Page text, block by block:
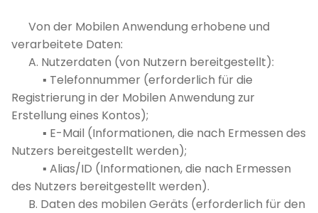
Von der Mobilen Anwendung erhobene und
verarbeitete Daten:
A. Nutzerdaten (von Nutzern bereitgestellt):
▪ Telefonnummer (erforderlich für die
Registrierung in der Mobilen Anwendung zur
Erstellung eines Kontos);
▪ E-Mail (Informationen, die nach Ermessen des
Nutzers bereitgestellt werden);
▪ Alias/ID (Informationen, die nach Ermessen
des Nutzers bereitgestellt werden).
B. Daten des mobilen Geräts (erforderlich für den